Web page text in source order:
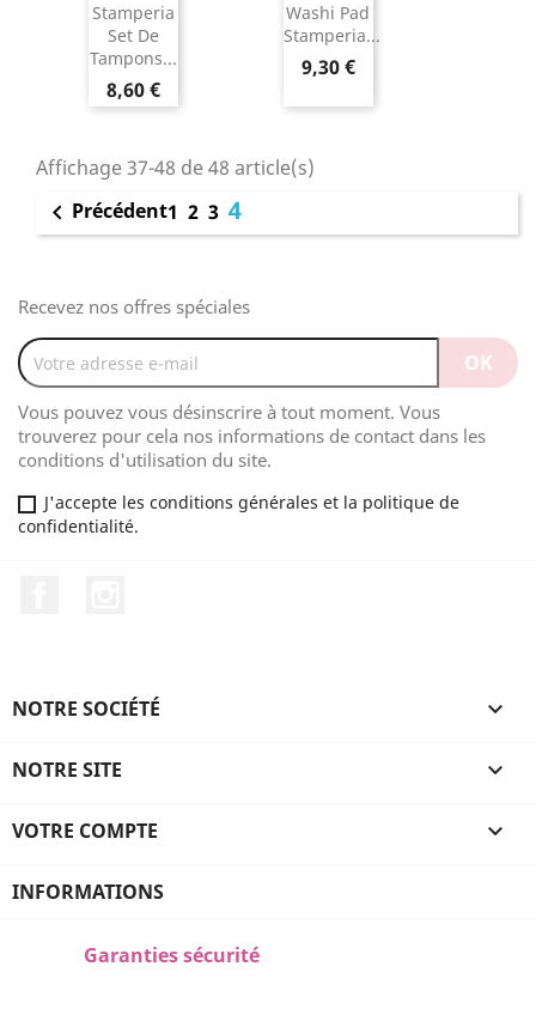
Stamperia
Set De
Tampons...
8,60 €
Washi Pad
Stamperia...
9,30 €
Affichage 37-48 de 48 article(s)
 Précédent1 2 3 4
Recevez nos offres spéciales
Vous pouvez vous désinscrire à tout moment. Vous
trouverez pour cela nos informations de contact dans les
conditions d'utilisation du site.
J'accepte les conditions générales et la politique de
confidentialité.
NOTRE SOCIÉTÉ 
NOTRE SITE 
VOTRE COMPTE 
INFORMATIONS
Garanties sécurité